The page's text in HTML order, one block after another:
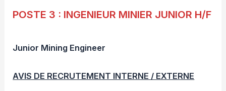
POSTE 3 : INGENIEUR MINIER JUNIOR H/F
Junior Mining Engineer
AVIS DE RECRUTEMENT INTERNE / EXTERNE